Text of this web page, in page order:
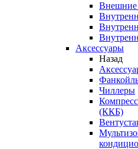
Внешние
Аксессуары
Назад
Чиллеры
(ККБ)